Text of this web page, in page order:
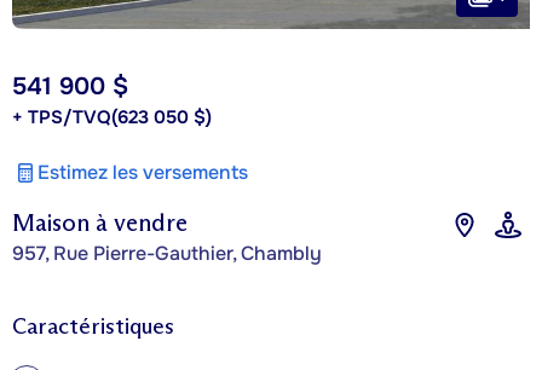
Maison à vendre
957, Rue Pierre-Gauthier, Chambly
541 900 $
+ TPS/TVQ(623 050 $)
Estimez les versements
Caractéristiques